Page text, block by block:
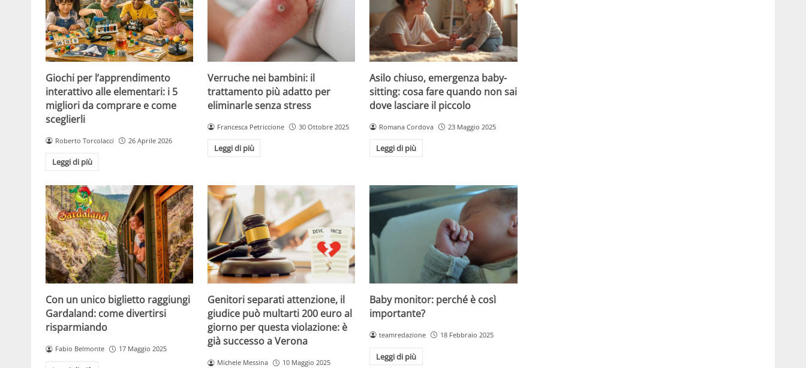
Giochi per l’apprendimento
interattivo alle elementari: i 5
migliori da comprare e come
sceglierli
Roberto Torcolacci 26 Aprile 2026
Leggi di più
Verruche nei bambini: il
trattamento più adatto per
eliminarle senza stress
Francesca Petriccione 30 Ottobre 2025
Leggi di più
Asilo chiuso, emergenza baby-
sitting: cosa fare quando non sai
dove lasciare il piccolo
Romana Cordova 23 Maggio 2025
Leggi di più
Con un unico biglietto raggiungi
Gardaland: come divertirsi
risparmiando
Fabio Belmonte 17 Maggio 2025
Genitori separati attenzione, il
giudice può multarti 200 euro al
giorno per questa violazione: è
già successo a Verona
Michele Messina 10 Maggio 2025
Baby monitor: perché è così
importante?
teamredazione 18 Febbraio 2025
Leggi di più